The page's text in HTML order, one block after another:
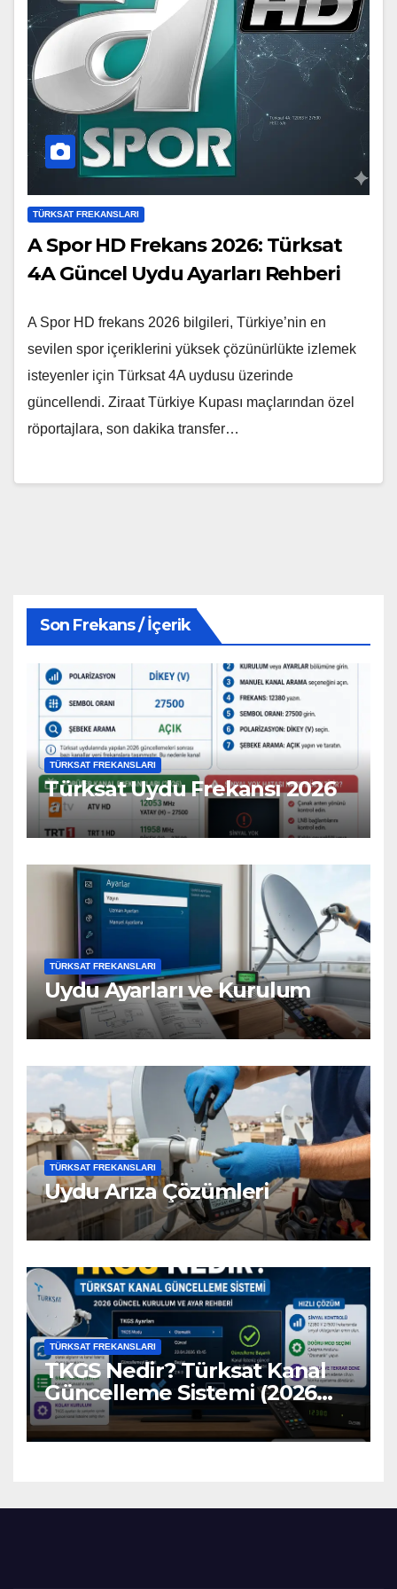
TÜRKSAT FREKANSLARI
A Spor HD Frekans 2026: Türksat
4A Güncel Uydu Ayarları Rehberi
A Spor HD frekans 2026 bilgileri, Türkiye’nin en
sevilen spor içeriklerini yüksek çözünürlükte izlemek
isteyenler için Türksat 4A uydusu üzerinde
güncellendi. Ziraat Türkiye Kupası maçlarından özel
röportajlara, son dakika transfer…
Son Frekans / İçerik
TÜRKSAT FREKANSLARI
Türksat Uydu Frekansı 2026
TÜRKSAT FREKANSLARI
Uydu Ayarları ve Kurulum
TÜRKSAT FREKANSLARI
Uydu Arıza Çözümleri
TÜRKSAT FREKANSLARI
TKGS Nedir? Türksat Kanal
Güncelleme Sistemi (2026
Ayarları)